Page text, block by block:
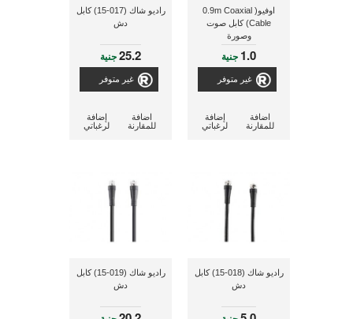
اوفيو( 0.9m Coaxial
Cable) كابل صوت
وصورة
1.0 جنية
غير متوفر
إضافة
لرغباتي
اضافة
للمقارنة
راديو شاك (017-15) كابل
دش
25.2جنية
غير متوفر
إضافة
لرغباتي
اضافة
للمقارنة
راديو شاك (018-15) كابل
دش
راديو شاك (019-15) كابل
دش